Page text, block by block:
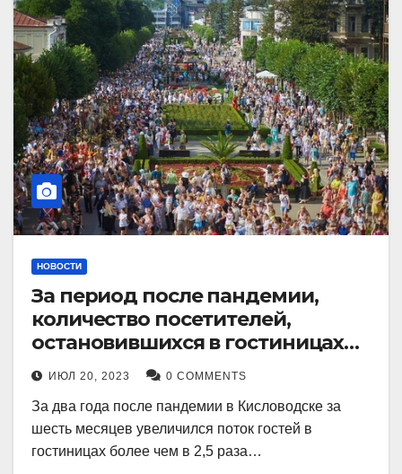
НОВОСТИ
За период после пандемии,
количество посетителей,
остановившихся в гостиницах
Кисловодска, выросло в 2,5 раза.
ИЮЛ 20, 2023 0 COMMENTS
За два года после пандемии в Кисловодске за
шесть месяцев увеличился поток гостей в
гостиницах более чем в 2,5 раза…